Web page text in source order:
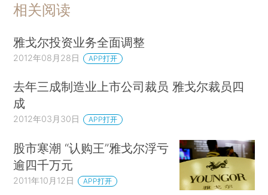
相关阅读
雅戈尔投资业务全面调整
2012年08月28日 APP打开
去年三成制造业上市公司裁员 雅戈尔裁员四
成
2012年03月30日 APP打开
股市寒潮 “认购王”雅戈尔浮亏
逾四千万元
2011年10月12日 APP打开